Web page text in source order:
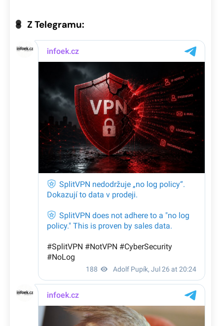
Z Telegramu: